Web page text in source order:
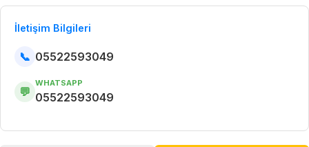
İletişim Bilgileri
📞 05522593049
💬
WHATSAPP
05522593049